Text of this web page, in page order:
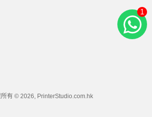
所有 © 2026, PrinterStudio.com.hk
1